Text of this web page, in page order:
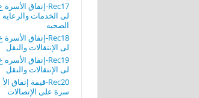
Rec17-إنفاق الأسرة ع
لى الخدمات والرعايه
الصحيه
Rec18-إنفاق الأسرة ع
لى الإنتقالات والنقل
Rec19-إنفاق الأسره ع
لى الإنتقالات والنقل
Rec20-قيمة إنفاق الأ
سرة على الإتصالات